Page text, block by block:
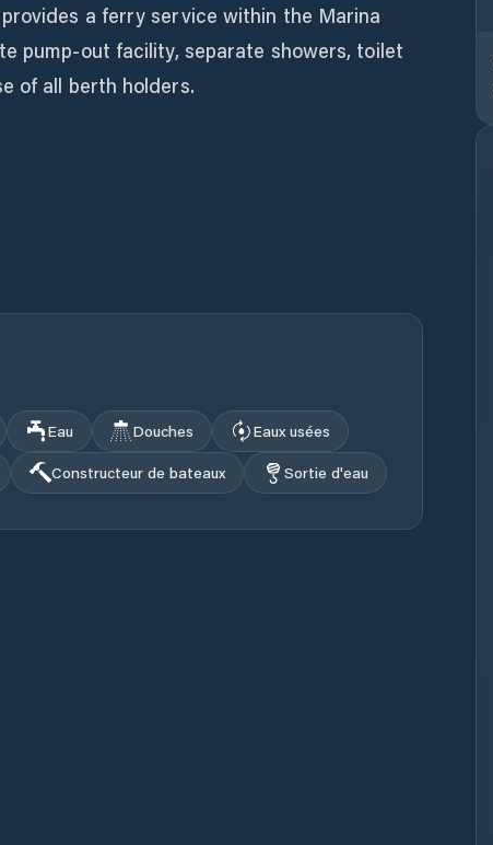
a ferry service within the Marina
pump-out facility, separate showers, toilet
of all berth holders.
Eau Douches
Eaux usées
Constructeur de bateaux Sortie d'eau